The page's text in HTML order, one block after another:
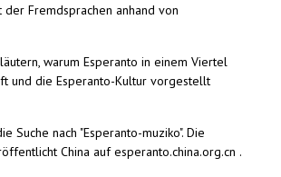
Fremdsprachen anhand von
warum Esperanto in einem Viertel
und die Esperanto-Kultur vorgestellt
nach "Esperanto-muziko". Die
China auf esperanto.china.org.cn .